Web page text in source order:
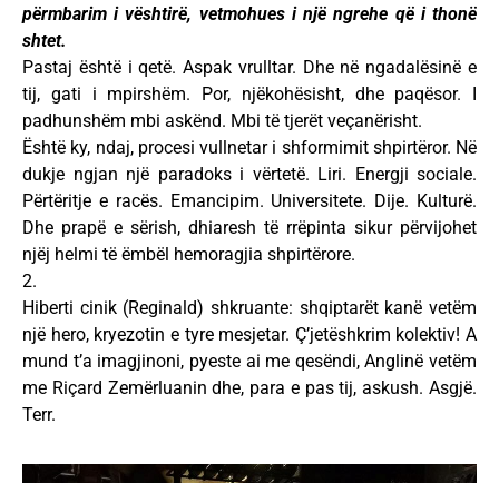
përmbarim i vështirë, vetmohues i një ngrehe që i thonë
shtet.
Pastaj është i qetë. Aspak vrulltar. Dhe në ngadalësinë e
tij, gati i mpirshëm. Por, njëkohësisht, dhe paqësor. I
padhunshëm mbi askënd. Mbi të tjerët veçanërisht.
Është ky, ndaj, procesi vullnetar i shformimit shpirtëror. Në
dukje ngjan një paradoks i vërtetë. Liri. Energji sociale.
Përtëritje e racës. Emancipim. Universitete. Dije. Kulturë.
Dhe prapë e sërish, dhiaresh të rrëpinta sikur përvijohet
njëj helmi të ëmbël hemoragjia shpirtërore.
2.
Hiberti cinik (Reginald) shkruante: shqiptarët kanë vetëm
një hero, kryezotin e tyre mesjetar. Ç’jetëshkrim kolektiv! A
mund t’a imagjinoni, pyeste ai me qesëndi, Anglinë vetëm
me Riçard Zemërluanin dhe, para e pas tij, askush. Asgjë.
Terr.